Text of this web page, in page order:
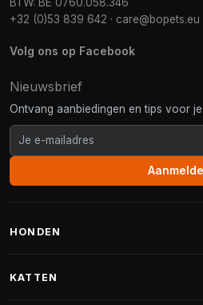
+32 (0)53 839 642 · care@bopets.eu
Volg ons op Facebook
Nieuwsbrief
Ontvang aanbiedingen en tips voor je
HONDEN
KATTEN